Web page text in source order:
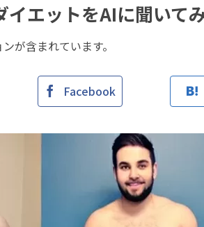
エットをAIに聞いて
が含まれています。
Facebook